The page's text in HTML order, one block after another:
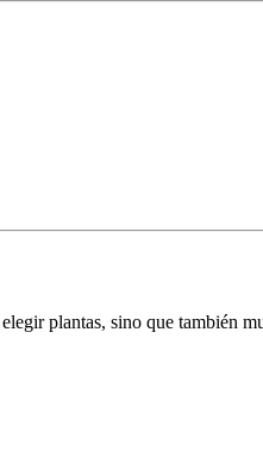
plantas, sino que también